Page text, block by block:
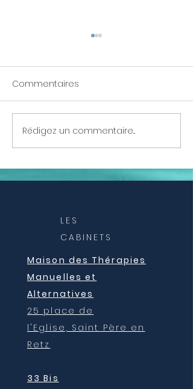
Ateliers mensuels de
Guérisons Systémiques
- Constellations
familiales - Chemin de
Commentaires
Rédigez un commentaire...
LES
CABINETS
Maison des Thérapies
Manuelles et
Alternatives
25 place de
l'Eglise, Saint Père en
Retz
33 Bis